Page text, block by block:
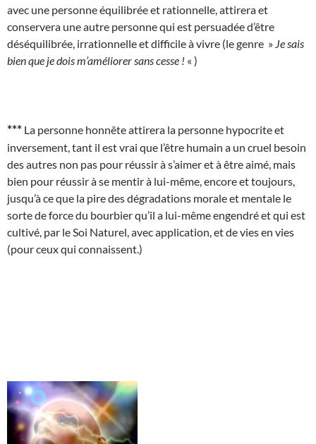
avec une personne équilibrée et rationnelle, attirera et
conservera une autre personne qui est persuadée d’être
déséquilibrée, irrationnelle et difficile à vivre (le genre » Je sais
bien que je dois m’améliorer sans cesse ! « )
*** La personne honnête attirera la personne hypocrite et
inversement, tant il est vrai que l’être humain a un cruel besoin
des autres non pas pour réussir à s’aimer et à être aimé, mais
bien pour réussir à se mentir à lui-même, encore et toujours,
jusqu’à ce que la pire des dégradations morale et mentale le
sorte de force du bourbier qu’il a lui-même engendré et qui est
cultivé, par le Soi Naturel, avec application, et de vies en vies
(pour ceux qui connaissent.)